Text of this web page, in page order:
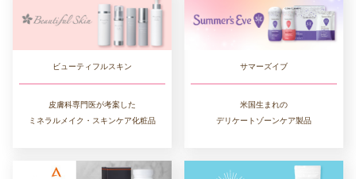
ビューティフルスキン
皮膚科専門医が考案した
ミネラルメイク・スキンケア化粧品
サマーズイブ
米国生まれの
デリケートゾーンケア製品